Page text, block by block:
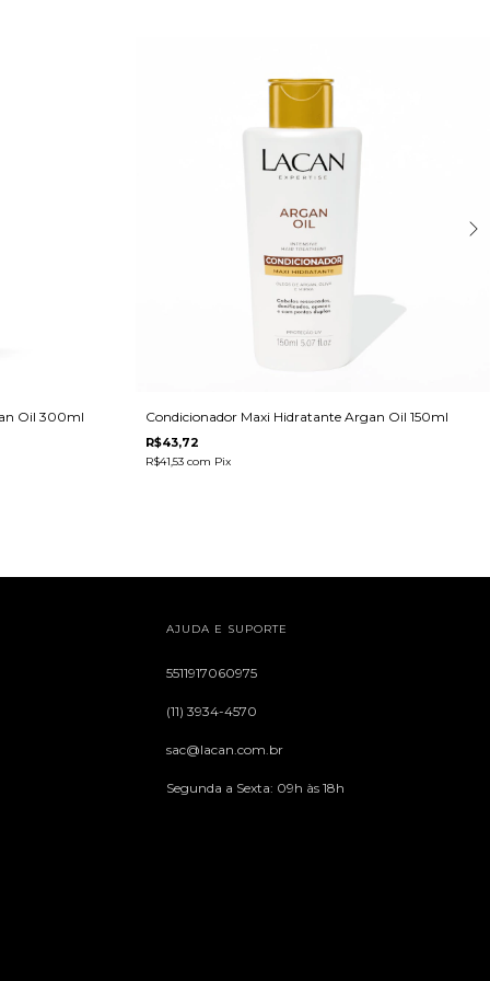
Oil 300ml Condicionador Maxi Hidratante Argan Oil 150ml
R$43,72
R$41,53com Pix
AJUDA E SUPORTE
5511917060975
(11) 3934-4570
sac@lacan.com.br
Segunda a Sexta: 09h às 18h